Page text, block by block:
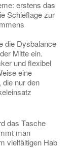
erstens das
Schieflage zur
die Dysbalance
Mitte ein.
und flexibel
eine
nur den
das Tasche
man
vielfältigen Hab